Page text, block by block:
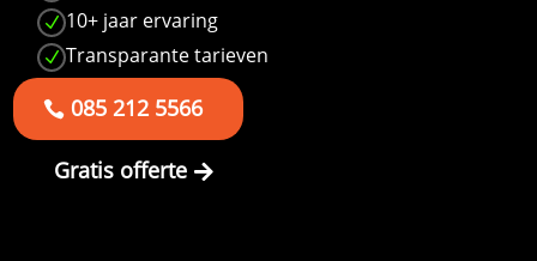
N 10+ jaar ervaring
N Transparante tarieven
085 212 5566
Gratis offerte